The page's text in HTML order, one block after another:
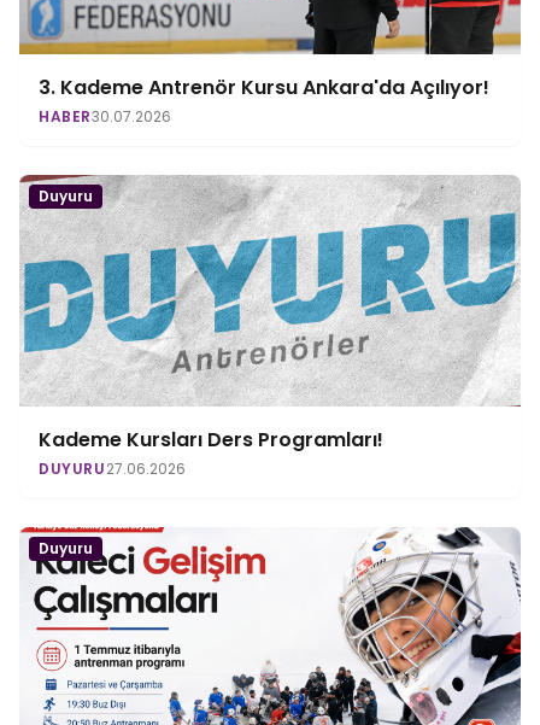
3. Kademe Antrenör Kursu Ankara'da Açılıyor!
HABER30.07.2026
Duyuru
Kademe Kursları Ders Programları!
DUYURU27.06.2026
Duyuru